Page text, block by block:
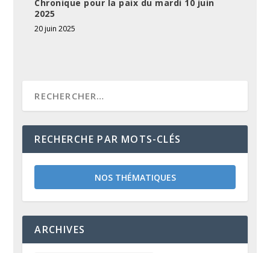
Chronique pour la paix du mardi 10 juin
2025
20 juin 2025
RECHERCHE PAR MOTS-CLÉS
NOS THÉMATIQUES
ARCHIVES